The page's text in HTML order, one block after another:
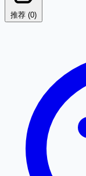
推荐 (0)